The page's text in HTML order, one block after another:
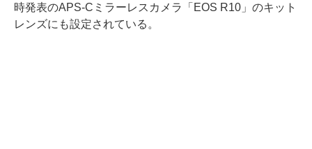
時発表のAPS-Cミラーレスカメラ「EOS R10」のキット
レンズにも設定されている。